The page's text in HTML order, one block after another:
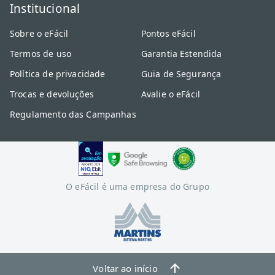
Institucional
Sobre o eFácil
Termos de uso
Política de privacidade
Trocas e devoluções
Regulamento das Campanhas
Pontos eFácil
Garantia Estendida
Guia de Segurança
Avalie o eFácil
O eFácil é uma empresa do Grupo
Voltar ao início